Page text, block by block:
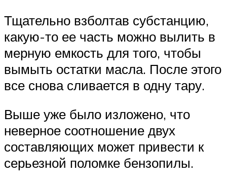
Тщательно взболтав субстанцию,
какую-то ее часть можно вылить в
мерную емкость для того, чтобы
вымыть остатки масла. После этого
все снова сливается в одну тару.
Выше уже было изложено, что
неверное соотношение двух
составляющих может привести к
серьезной поломке бензопилы.